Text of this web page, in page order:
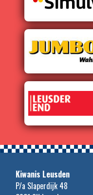
Kiwanis Leusden
P/a Slaperdijk 48